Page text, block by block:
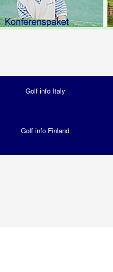
Golf info Italy
Golf info Finland